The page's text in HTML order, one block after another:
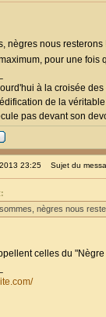
nègres nous resterons
pour une fois
à la croisée
de la
pas devant son
23:25 Sujet du
nègres nous
celles du